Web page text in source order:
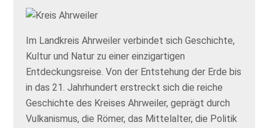
Im Landkreis Ahrweiler verbindet sich Geschichte,
Kultur und Natur zu einer einzigartigen
Entdeckungsreise. Von der Entstehung der Erde bis
in das 21. Jahrhundert erstreckt sich die reiche
Geschichte des Kreises Ahrweiler, geprägt durch
Vulkanismus, die Römer, das Mittelalter, die Politik